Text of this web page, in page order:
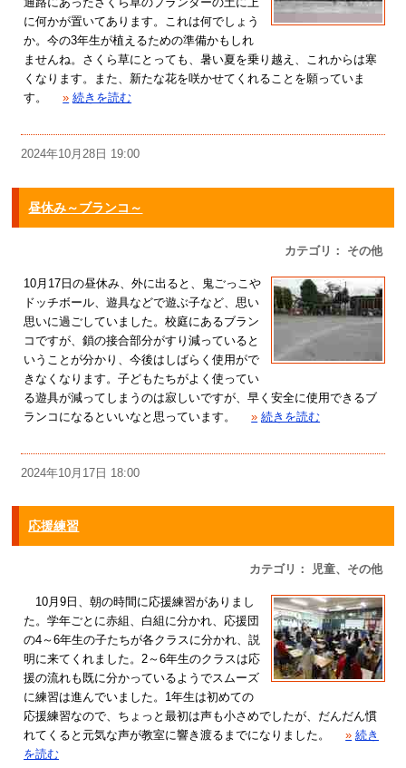
に何かが置いてあります。これは何でしょう
か。今の3年生が植えるための準備かもしれ
ませんね。さくら草にとっても、暑い夏を乗り越え、これからは寒
くなります。また、新たな花を咲かせてくれることを願っていま
す。
» 続きを読む
2024年10月28日 19:00
昼休み～ブランコ～
カテゴリ： その他
10月17日の昼休み、外に出ると、鬼ごっこや
ドッチボール、遊具などで遊ぶ子など、思い
思いに過ごしていました。校庭にあるブラン
コですが、鎖の接合部分がすり減っていると
いうことが分かり、今後はしばらく使用がで
きなくなります。子どもたちがよく使ってい
る遊具が減ってしまうのは寂しいですが、早く安全に使用できるブ
ランコになるといいなと思っています。
» 続きを読む
2024年10月17日 18:00
応援練習
カテゴリ： 児童、その他
10月9日、朝の時間に応援練習がありまし
た。学年ごとに赤組、白組に分かれ、応援団
の4～6年生の子たちが各クラスに分かれ、説
明に来てくれました。2～6年生のクラスは応
援の流れも既に分かっているようでスムーズ
に練習は進んでいました。1年生は初めての
応援練習なので、ちょっと最初は声も小さめでしたが、だんだん慣
れてくると元気な声が教室に響き渡るまでになりました。
» 続き
を読む